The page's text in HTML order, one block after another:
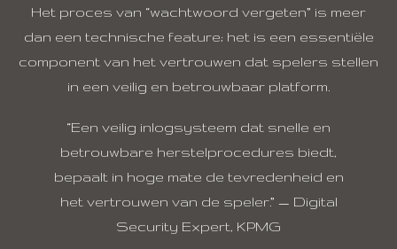
Het proces van “wachtwoord vergeten” is meer
dan een technische feature; het is een essentiële
component van het vertrouwen dat spelers stellen
in een veilig en betrouwbaar platform.
“Een veilig inlogsysteem dat snelle en
betrouwbare herstelprocedures biedt,
bepaalt in hoge mate de tevredenheid en
het vertrouwen van de speler.” — Digital
Security Expert, KPMG